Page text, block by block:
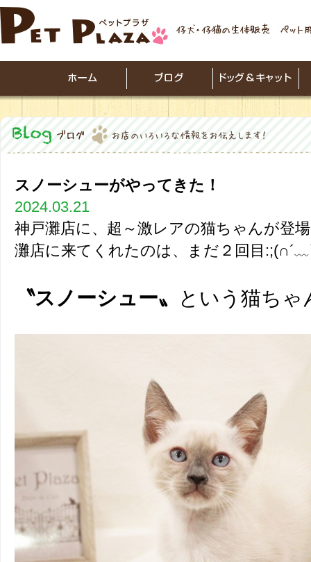
スノーシューがやってきた！
2024.03.21
神戸灘店に、超～激レアの猫ちゃんが登場
灘店に来てくれたのは、まだ２回目
〝スノーシュー〟 という猫ちゃ